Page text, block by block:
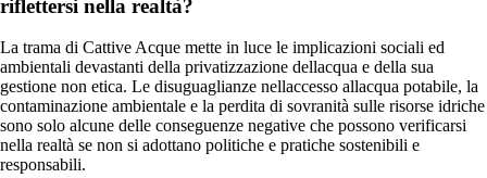
riflettersi nella realtà?
La trama di Cattive Acque mette in luce le implicazioni sociali ed
ambientali devastanti della privatizzazione dellacqua e della sua
gestione non etica. Le disuguaglianze nellaccesso allacqua potabile, la
contaminazione ambientale e la perdita di sovranità sulle risorse idriche
sono solo alcune delle conseguenze negative che possono verificarsi
nella realtà se non si adottano politiche e pratiche sostenibili e
responsabili.